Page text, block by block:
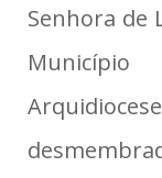
Senhora de